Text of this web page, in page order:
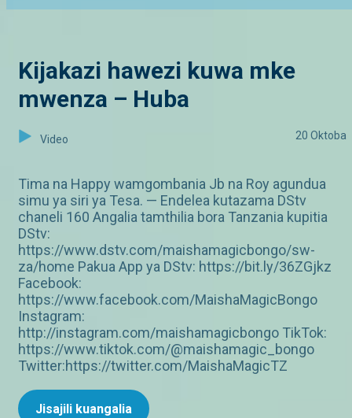
Kijakazi hawezi kuwa mke
mwenza – Huba
Video 20 Oktoba
Tima na Happy wamgombania Jb na Roy agundua
simu ya siri ya Tesa. — Endelea kutazama DStv
chaneli 160 Angalia tamthilia bora Tanzania kupitia
DStv:
https://www.dstv.com/maishamagicbongo/sw-
za/home Pakua App ya DStv: https://bit.ly/36ZGjkz
Facebook:
https://www.facebook.com/MaishaMagicBongo
Instagram:
http://instagram.com/maishamagicbongo TikTok:
https://www.tiktok.com/@maishamagic_bongo
Twitter:https://twitter.com/MaishaMagicTZ
Jisajili kuangalia